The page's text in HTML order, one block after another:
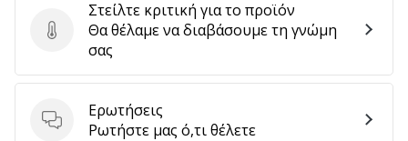
Στείλτε κριτική για το προϊόν
Στείλτε κριτική για το προϊόν
Θα θέλαμε να διαβάσουμε τη γνώμη
σας
Ερωτήσεις
Ερωτήσεις
Ρωτήστε μας ό,τι θέλετε